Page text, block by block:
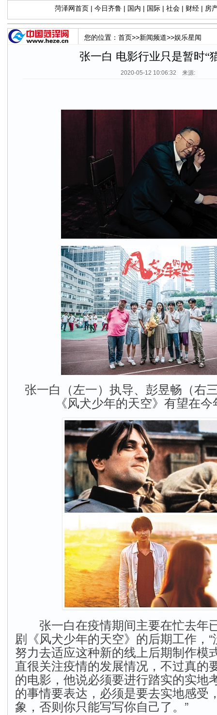
菏泽网首页 | 今日齐鲁 | 国内 | 国际 | 社会 | 财经 | 房
您的位置： 首页>>新闻频道>>娱乐星闻
张一白 电影行业只是暂时“
2020-05-12 10:06:32 来源:
张一白（左一）执导、彭昱畅（右
《风犬少年的天空》有望在
张一白在疫情期间主要在忙去年
剧《风犬少年的天空》的后期工作，
努力去适应这种新的线上后期制作模
直很关注疫情的发展情况，不过真的
的电影，他说必须要进行踏实的实地
的事情要表达，必须是要去实地感受
象，否则你只能写写你自己了。”